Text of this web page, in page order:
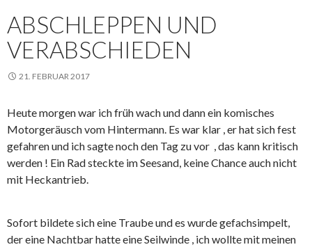
ABSCHLEPPEN UND
VERABSCHIEDEN
21. FEBRUAR 2017
Heute morgen war ich früh wach und dann ein komisches
Motorgeräusch vom Hintermann. Es war klar , er hat sich fest
gefahren und ich sagte noch den Tag zu vor , das kann kritisch
werden ! Ein Rad steckte im Seesand, keine Chance auch nicht
mit Heckantrieb.
Sofort bildete sich eine Traube und es wurde gefachsimpelt,
der eine Nachtbar hatte eine Seilwinde , ich wollte mit meinen